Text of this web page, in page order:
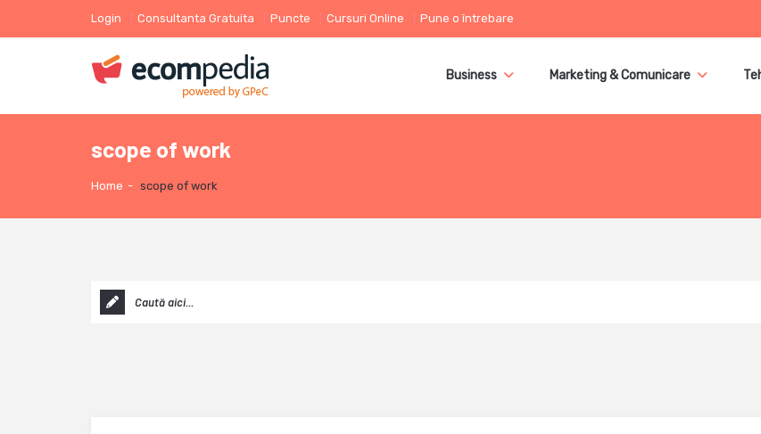
Login Consultanta Gratuita Puncte Cursuri Online Pune o întrebare
Business Marketing & Comunicare
scope of work
Home - scope of work